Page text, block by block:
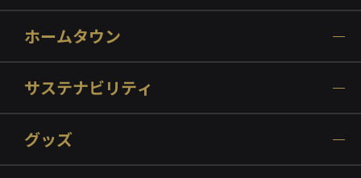
ホームタウン
サステナビリティ
グッズ